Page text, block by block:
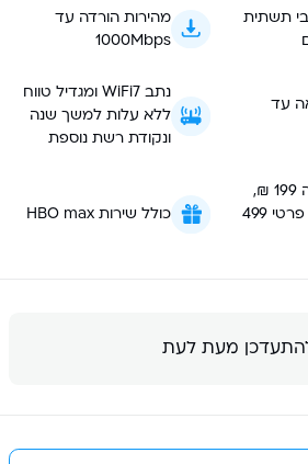
מהירות הורדה עד
1000Mbps
נתב WiFi7 ומגדיל טווח
ללא עלות למשך שנה
ונקודת רשת נוספת
199 ₪,
התקנה בבית פרטי 499
כולל שירות HBO max
מעת לעת